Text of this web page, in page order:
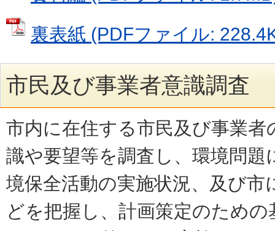
裏表紙 (PDFファイル:
市民及び事業者意識調査
市内に在住する市民及び事業者
識や要望等を調査し、環境問題
境保全活動の実施状況、及び市
どを把握し、計画策定のため